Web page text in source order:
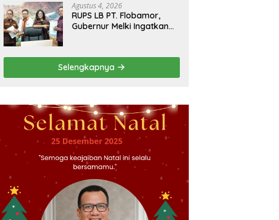
Agustus 4, 2026
RUPS LB PT. Flobamor,
Gubernur Melki Ingatkan
Fondasinya Belum Kuat
Selengkapnya